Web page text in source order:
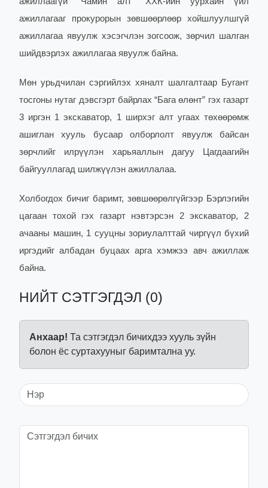
ажиллагааг прокурорын зөвшөөрлөөр хойшлуулшгүй
ажиллагаа явуулж хэсэгчлэн зогсоож, зөрчил шалган
шийдвэрлэх ажиллагаа явуулж байна.
Мөн урьдчилан сэргийлэх хяналт шалгалтаар Бугант
тосгоны нутаг дэвсгэрт байрлах “Бага өлөнт” гэх газарт
3 иргэн 1 экскаватор, 1 ширхэг алт угаах төхөөрөмж
ашиглан хууль бусаар олборлолт явуулж байсан
зөрчлийг илрүүлэн харьяаллын дагуу Цагдаагийн
байгууллагад шилжүүлэн ажиллалаа.
Холбогдох бичиг баримт, зөвшөөрөлгүйгээр Бэрлэгийн
цагаан тохой гэх газарт нэвтэрсэн 2 экскаватор, 2
ачааны машин, 1 сууцны зориулалттай чиргүүл бүхий
иргэдийг албадан буцаах арга хэмжээ авч ажиллаж
байна.
НИЙТ СЭТГЭГДЭЛ (0)
Анхаар! Та сэтгэгдэл бичихдээ хууль зүйн
болон ёс суртахууныг баримтална уу.